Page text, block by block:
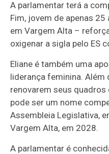
A parlamentar terá a
Fim, jovem de apenas
em Vargem Alta –
oxigenar a sigla pelo ES
Eliane é também uma
liderança feminina.
renovarem seus
pode ser um nome
Assembleia Legislativa,
Vargem Alta, em 2028.
A parlamentar é